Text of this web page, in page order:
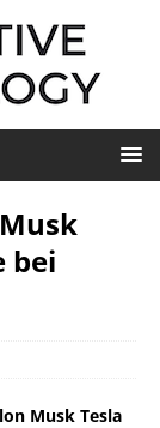
bei
Musk Tesla